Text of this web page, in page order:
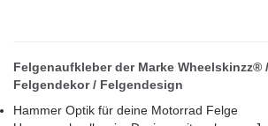
Felgenaufkleber der Marke Wheelskinzz®
Felgendekor / Felgendesign
Hammer Optik für deine Motorrad Felge